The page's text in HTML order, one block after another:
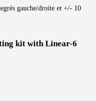
gauche/droite et +/- 10
kit with Linear-6